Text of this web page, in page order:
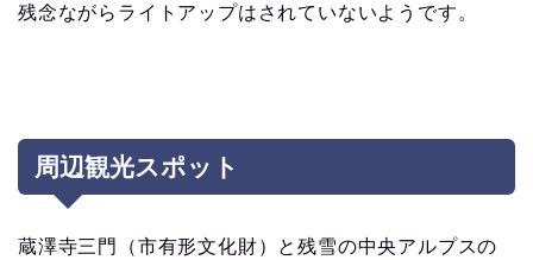
残念ながらライトアップはされていないようです。
周辺観光スポット
蔵澤寺三門（市有形文化財）と残雪の中央アルプスの